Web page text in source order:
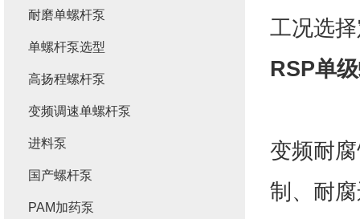
工况选
RSP单
变频耐
制、耐
耐磨单螺杆泵
单螺杆泵选型
高扬程螺杆泵
变频调速单螺杆泵
进料泵
国产螺杆泵
PAM加药泵